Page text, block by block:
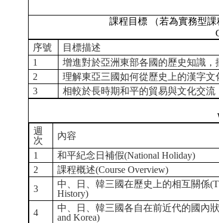
課程目標 （若為實務型
序號
目標描述
1
增進對於亞洲東部各國的歷史知識，
2
理解東亞三國如何從歷史上的漢字
3
相較於長時期和平的貿易與文化交
週
次
內容
1
和平紀念日補假(National Holiday)
2
課程概述(Course Overview)
3
中、日、韓三國在歷史上的相互關係
History)
4
中、日、韓三國各自在前近代的國內狀
and Korea)